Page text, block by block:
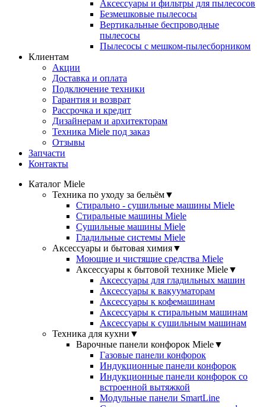
Аксессуары и фильтры для пылесосов
Безмешковые пылесосы
Вертикальные беспроводные
пылесосы
Пылесосы с мешком-пылесборником
Клиентам
Акции
Доставка и оплата
Подключение техники
Гарантия и возврат
Рассрочка и кредит
Дизайнерам и архитекторам
Техника Miele под заказ
Отзывы
Запчасти
Контакты
Каталог Miele
Техника по уходу за бельём▼
Стирально - сушильные машины Miele
Стиральные машины Miele
Сушильные машины Miele
Гладильные системы Miele
Аксессуары и бытовая химия▼
Моющие и чистящие средства Miele
Аксессуары к бытовой технике Miele▼
Аксессуары для гладильных машин
Аксессуары к вакууматорам
Аксессуары к кофемашинам
Аксессуары к стиральным машинам
Аксессуары к сушильным машинам
Техника для кухни ▼
Варочные панели конфорок Miele▼
Газовые панели конфорок
Индукционные панели конфорок
Индукционные панели конфорок со
встроенной вытяжкой
Модульные панели SmartLine